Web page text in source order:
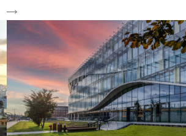
czytaj więcej